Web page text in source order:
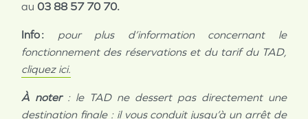
au 03 88 57 70 70.
Info : pour plus d’information concernant le
fonctionnement des réservations et du tarif du TAD,
cliquez ici.
À noter: le TAD ne dessert pas directement une
destination finale : il vous conduit jusqu’à un arrêt de